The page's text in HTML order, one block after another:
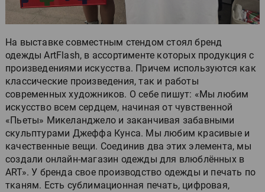
На выставке совместным стендом стоял бренд
одежды ArtFlash, в ассортименте которых продукция с
произведениями искусства. Причем используются как
классические произведения, так и работы
современных художников. О себе пишут: «Мы любим
искусство всем сердцем, начиная от чувственной
«Пьеты» Микеланджело и заканчивая забавными
скульптурами Джеффа Кунса. Мы любим красивые и
качественные вещи. Соединив два этих элемента, мы
создали онлайн-магазин одежды для влюблённых в
ART». У бренда свое производство одежды и печать по
тканям. Есть сублимационная печать, цифровая,